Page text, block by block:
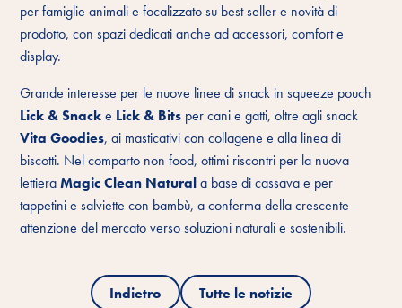
per famiglie animali e focalizzato su best seller e novità di
prodotto, con spazi dedicati anche ad accessori, comfort e
display.
Grande interesse per le nuove linee di snack in squeeze pouch
Lick & Snacke Lick & Bits per cani e gatti, oltre agli snack
Vita Goodies, ai masticativi con collagene e alla linea di
biscotti. Nel comparto non food, ottimi riscontri per la nuova
lettieraMagic Clean Naturala base di cassava e per
tappetini e salviette con bambù, a conferma della crescente
attenzione del mercato verso soluzioni naturali e sostenibili.
Indietro Tutte le notizie